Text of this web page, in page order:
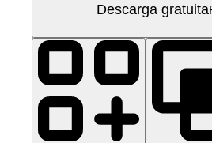
Descarga gratuita